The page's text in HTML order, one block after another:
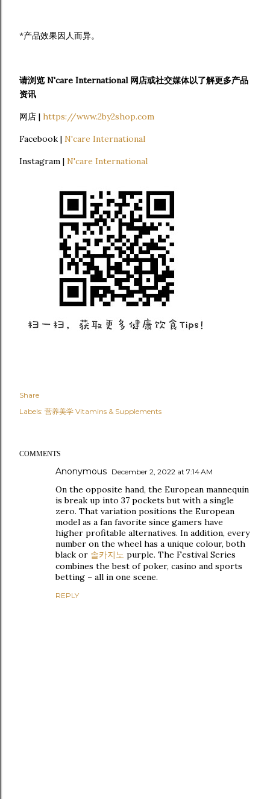
*产品效果因人而异。
请浏览 N'care International 网店或社交媒体以了解更多产品
资讯
网店 | https://www.2by2shop.com
Facebook | N'care International
Instagram | N'care International
Share
Labels: 营养美学 Vitamins & Supplements
COMMENTS
Anonymous December 2, 2022 at 7:14 AM
On the opposite hand, the European mannequin
is break up into 37 pockets but with a single
zero. That variation positions the European
model as a fan favorite since gamers have
higher profitable alternatives. In addition, every
number on the wheel has a unique colour, both
black or 솔카지노 purple. The Festival Series
combines the best of poker, casino and sports
betting – all in one scene.
REPLY